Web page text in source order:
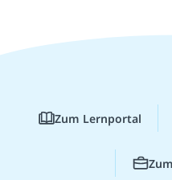
Zum Lernportal